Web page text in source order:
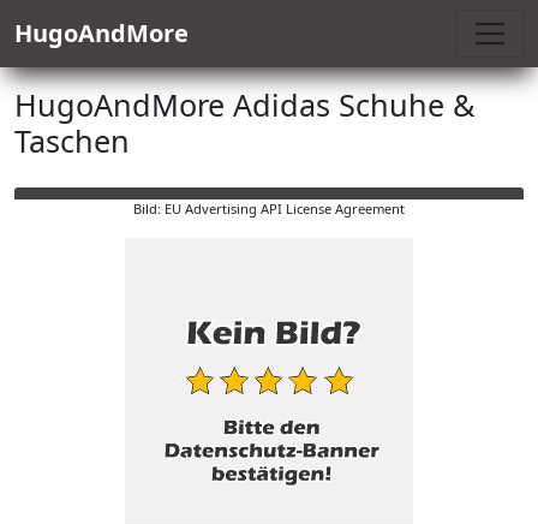
HugoAndMore
HugoAndMore Adidas Schuhe &
Taschen
Bild: EU Advertising API License Agreement